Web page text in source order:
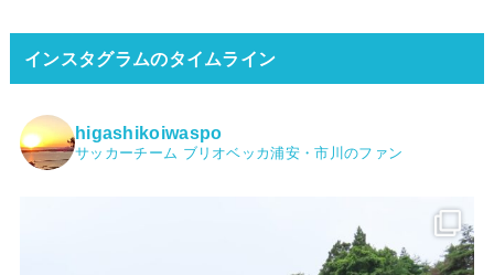
インスタグラムのタイムライン
higashikoiwaspo
サッカーチーム ブリオベッカ浦安・市川のファン